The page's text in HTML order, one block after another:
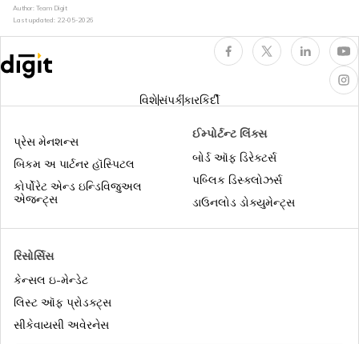
ખરાબ ક્રેડિટ સ્કોર શું છે? તે શા માટે ઓછો છે
ક્રેડિટ રેટિંગ એજન્સી શું છે? ભારતની વિવિધ
&amp; કેવી રીતે સુધારવું
Author: Team Digit
Last updated: 22-05-2026
વિશેસંપર્કકારકિર્દી
રિસોર્સિસ
કેન્સલ ઇ-મેન્ડેટ
લિસ્ટ ઑફ પ્રોડક્ટ્સ
સીકેવાયસી અવેરનેસ
પ્રેસ મેનશન્સ
બિકમ અ પાર્ટનર હૉસ્પિટલ
કોર્પોરેટ એન્ડ ઇન્ડિવિજુઅલ
એજન્ટ્સ
ઈમ્પોર્ટન્ટ લિંક્સ
બોર્ડ ઑફ ડિરેક્ટર્સ
પબ્લિક ડિસ્ક્લોઝર્સ
ડાઉનલોડ ડોક્યુમેન્ટ્સ